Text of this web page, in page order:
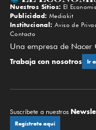
Nuestros Sitios: El
Publicidad: Mediakit
Institucional: Aviso de
Contacto
Una empresa de Nacer
Trabaja con nosotros Ir
Suscríbete a nuestros
Regístrate aquí